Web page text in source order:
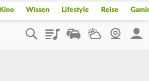
Kino Wissen Lifestyle Reise
PlaylistStaupilotWetterWebcam